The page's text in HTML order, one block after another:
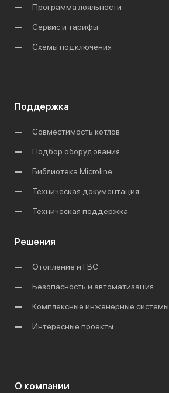
Программа лояльности
Сервис и тарифы
Схемы подключения
Поддержка
Совместимость котлов
Подбор оборудования
Библиотека Microline
Техническая документация
Техническая поддержка
Решения
Отопление и ГВС
Безопасность и автоматизация
Комплексные инженерные системы
Интересные проекты
О компании